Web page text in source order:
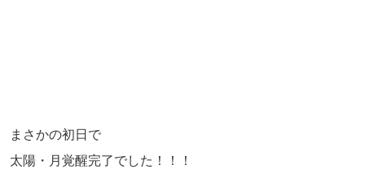
まさかの初日で
太陽・月覚醒完了でした！！！